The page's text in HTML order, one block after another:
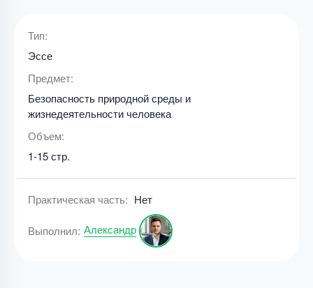
Тип:
Эссе
Предмет:
Безопасность природной среды и
жизнедеятельности человека
Объем:
1-15 стр.
Практическая часть: Нет
Выполнил: Александр